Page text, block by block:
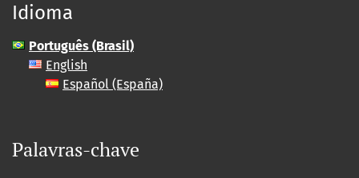
Idioma
Português (Brasil)
English
Español (España)
Palavras-chave